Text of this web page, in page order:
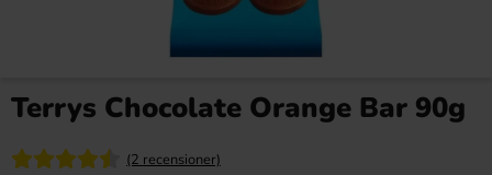
Terrys Chocolate Orange Bar 90g
(2 recensioner)